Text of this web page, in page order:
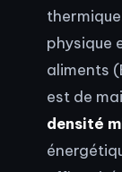
physique
aliments
est de
densité